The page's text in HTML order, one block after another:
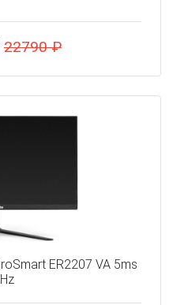
22790 ₽
ER2207 VA 5ms